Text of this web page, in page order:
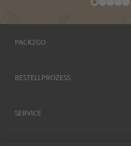
PACK2GO
BESTELLPROZESS
SERVICE